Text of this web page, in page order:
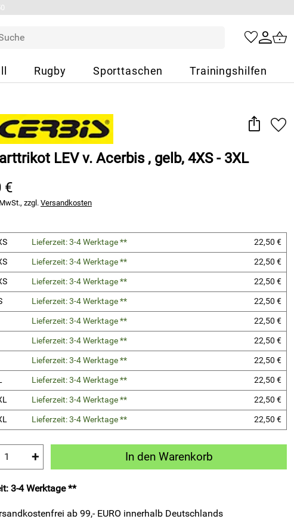
Rugby Sporttaschen Trainingshilfen
LEV v. Acerbis , gelb, 4XS - 3XL
€
zzgl. Versandkosten
Lieferzeit: 3-4 Werktage **
22,50 €
Lieferzeit: 3-4 Werktage **
22,50 €
Lieferzeit: 3-4 Werktage **
22,50 €
Lieferzeit: 3-4 Werktage **
22,50 €
Lieferzeit: 3-4 Werktage **
22,50 €
Lieferzeit: 3-4 Werktage **
22,50 €
Lieferzeit: 3-4 Werktage **
22,50 €
Lieferzeit: 3-4 Werktage **
22,50 €
Lieferzeit: 3-4 Werktage **
22,50 €
Lieferzeit: 3-4 Werktage ** 22,50 €
+ In den Warenkorb
3-4 Werktage **
ab 99,- EURO innerhalb Deutschlands